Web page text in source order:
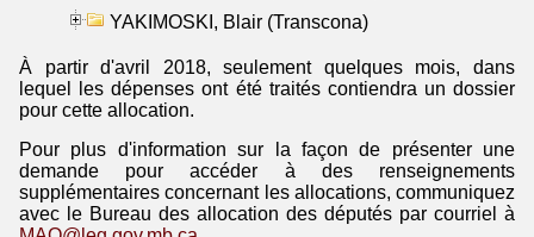
YAKIMOSKI, Blair (Transcona)
À partir d'avril 2018, seulement quelques mois, dans
lequel les dépenses ont été traités contiendra un dossier
pour cette allocation.
Pour plus d'information sur la façon de présenter une
demande pour accéder à des renseignements
supplémentaires concernant les allocations, communiquez
avec le Bureau des allocation des députés par courriel à